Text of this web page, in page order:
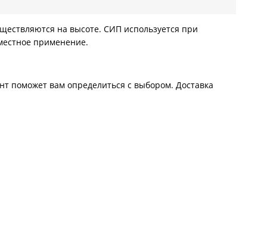
на высоте. СИП используется при
применение.
поможет вам определиться с выбором. Доставка